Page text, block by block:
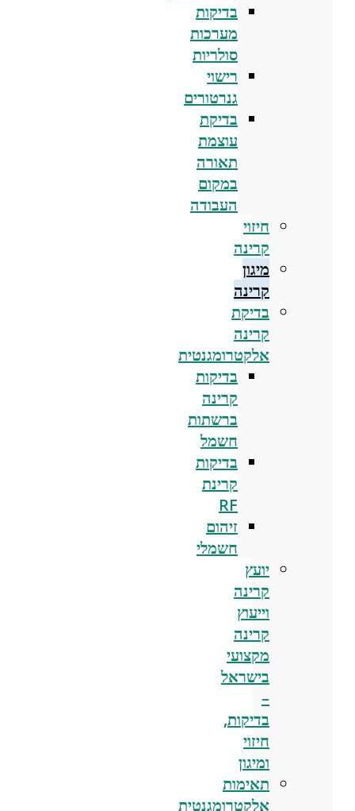
בדיקות
מערכות
סולריות
רישוי
גנרטורים
בדיקת
עוצמת
תאורה
במקום
העבודה
חיזוי
קרינה
מיגון
קרינה
בדיקת
קרינה
אלקטרומגנטית
בדיקות
קרינה
ברשתות
חשמל
בדיקות
קרינת
RF
זיהום
חשמלי
יועץ
קרינה
וייעוץ
קרינה
מקצועי
בישראל
–
בדיקות,
חיזוי
ומיגון
תאימות
אלקטרומגנטית